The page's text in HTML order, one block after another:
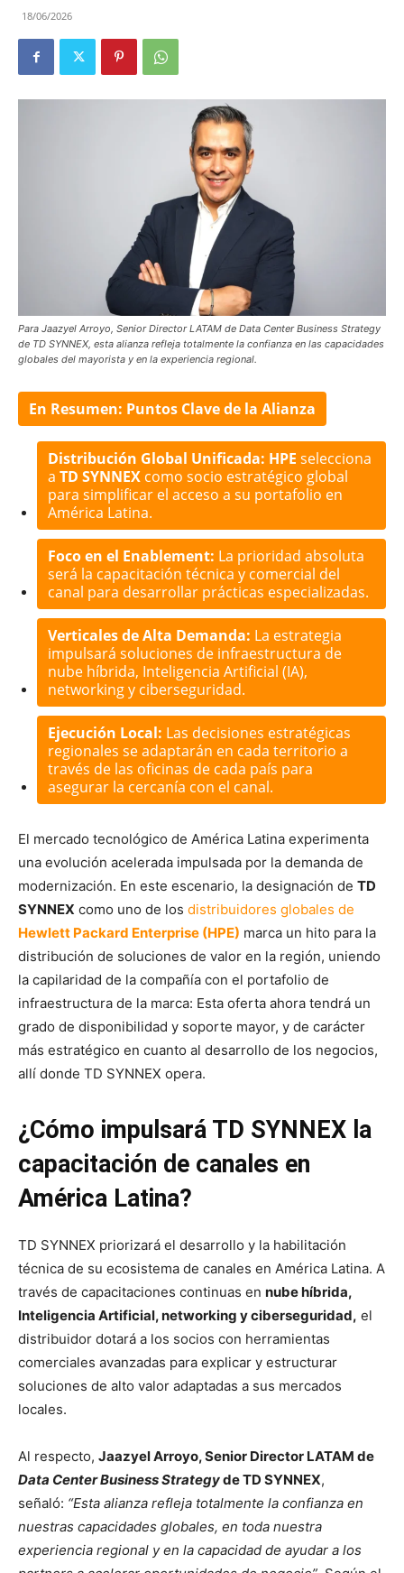
18/06/2026
Para Jaazyel Arroyo, Senior Director LATAM de Data Center Business Strategy
de TD SYNNEX, esta alianza refleja totalmente la confianza en las capacidades
globales del mayorista y en la experiencia regional.
En Resumen: Puntos Clave de la Alianza
Distribución Global Unificada: HPE selecciona
a TD SYNNEX como socio estratégico global
para simplificar el acceso a su portafolio en
América Latina.
Foco en el Enablement: La prioridad absoluta
será la capacitación técnica y comercial del
canal para desarrollar prácticas especializadas.
Verticales de Alta Demanda: La estrategia
impulsará soluciones de infraestructura de
nube híbrida, Inteligencia Artificial (IA),
networking y ciberseguridad.
Ejecución Local: Las decisiones estratégicas
regionales se adaptarán en cada territorio a
través de las oficinas de cada país para
asegurar la cercanía con el canal.
El mercado tecnológico de América Latina experimenta
una evolución acelerada impulsada por la demanda de
modernización. En este escenario, la designación de TD
SYNNEX como uno de los distribuidores globales de
Hewlett Packard Enterprise (HPE) marca un hito para la
distribución de soluciones de valor en la región, uniendo
la capilaridad de la compañía con el portafolio de
infraestructura de la marca: Esta oferta ahora tendrá un
grado de disponibilidad y soporte mayor, y de carácter
más estratégico en cuanto al desarrollo de los negocios,
allí donde TD SYNNEX opera.
¿Cómo impulsará TD SYNNEX la
capacitación de canales en
América Latina?
TD SYNNEX priorizará el desarrollo y la habilitación
técnica de su ecosistema de canales en América Latina. A
través de capacitaciones continuas en nube híbrida,
Inteligencia Artificial, networking y ciberseguridad, el
distribuidor dotará a los socios con herramientas
comerciales avanzadas para explicar y estructurar
soluciones de alto valor adaptadas a sus mercados
locales.
Al respecto, Jaazyel Arroyo, Senior Director LATAM de
Data Center Business Strategyde TD SYNNEX,
señaló: “Esta alianza refleja totalmente la confianza en
nuestras capacidades globales, en toda nuestra
experiencia regional y en la capacidad de ayudar a los